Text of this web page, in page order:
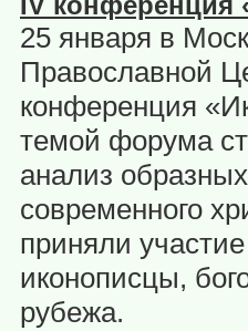
IV конференция
25 января в
Православной
конференция
темой форума
анализ
современного
приняли
иконописцы,
рубежа.